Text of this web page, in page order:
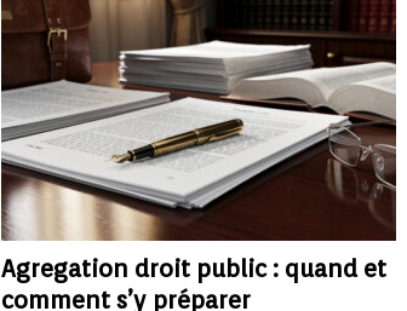
Agregation droit public : quand et
comment s’y préparer